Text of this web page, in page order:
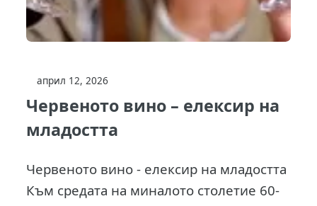
април 12, 2026
Червеното вино – елексир на
младостта
Червеното вино - елексир на младостта
Към средата на миналото столетие 60-